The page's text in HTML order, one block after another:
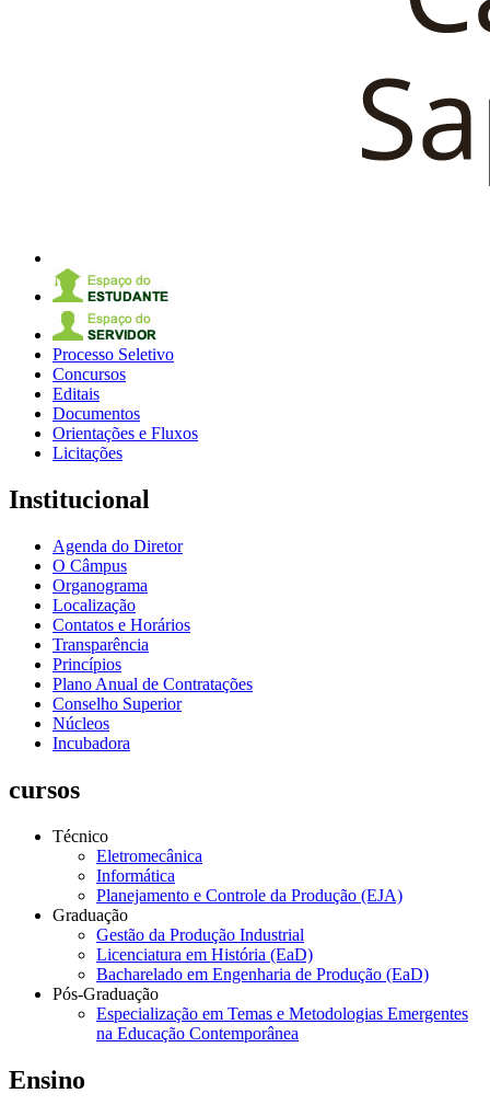
Processo Seletivo
Concursos
Editais
Documentos
Orientações e Fluxos
Licitações
Institucional
Agenda do Diretor
O Câmpus
Organograma
Localização
Contatos e Horários
Transparência
Princípios
Plano Anual de Contratações
Conselho Superior
Núcleos
Incubadora
cursos
Técnico
Eletromecânica
Informática
Planejamento e Controle da Produção (EJA)
Graduação
Gestão da Produção Industrial
Licenciatura em História (EaD)
Bacharelado em Engenharia de Produção (EaD)
Pós-Graduação
Especialização em Temas e Metodologias Emergentes
na Educação Contemporânea
Ensino